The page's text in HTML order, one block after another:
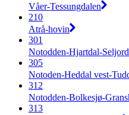
Våer-Tessungdalen
210
Atrå-hovin
301
Notodden-Hjartdal-Seljord
305
Notoden-Heddal vest-
312
Notodden-Bolkesjø-
313